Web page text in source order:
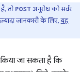
तोPOST अनुरोध को सर्वर
जानकारी के लिए,यह
जा सकता है कि